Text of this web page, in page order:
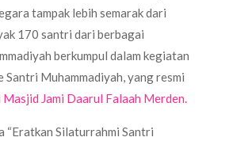
tampak lebih semarak dari
170 santri dari berbagai
berkumpul dalam kegiatan
Santri Muhammadiyah, yang resmi
Masjid Jami Daarul Falaah Merden.
“Eratkan Silaturrahmi Santri